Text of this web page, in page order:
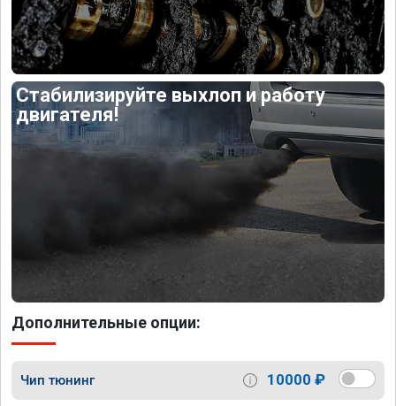
Стабилизируйте выхлоп и работу
двигателя!
Дополнительные опции:
Чип тюнинг 10000 ₽